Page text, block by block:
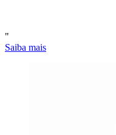
"
Saiba mais